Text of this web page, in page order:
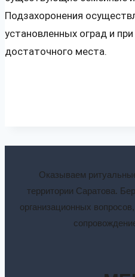
Подзахоронения
установленных оград и
достаточного места.
Оказываем
территории Саратова.
организационных